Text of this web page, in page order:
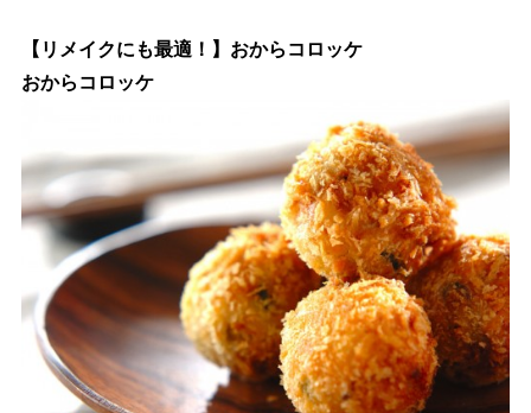
【リメイクにも最適！】おからコロッケ
おからコロッケ